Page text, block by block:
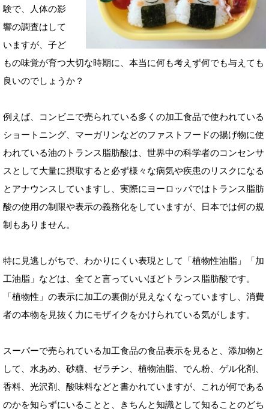
験で、人体の影
響の調査はして
いますが、子ど
もの味覚が育つ大切な時期に、本当に何も考えず何でも与えても
良いのでしょうか？
例えば、コンビニで売られている多くの加工食品で使われている
ショートニング、マーガリンなどのファストフードの揚げ物に使
われている油のトランス脂肪酸は、世界中の科学者のコンセンサ
スとして大量に摂取すると必ず様々な病気や疾患のリスクになる
とアナウンスしていますし、実際にヨーロッパではトランス脂肪
酸の使用の制限や表示の義務化をしていますが、日本では何の規
制もありません。
特に見逃しがちで、わかりにくい表現として「植物性油脂」「加
工油脂」などは、全てと言っていいほどトランス脂肪酸です。
「植物性」の表示に加工の裏側が見えなくなっていますし、消費
者の本物を見抜く力にモザイクをかけられている気がします。
スーパーで売られている加工食品の食品表示を見ると、添加物と
して、水あめ、砂糖、ゼラチン、植物油脂、でん粉、ゲル化剤、
香料、光沢剤、酸味料などと書かれていますが、これが何である
のかを知らずにいることと、きちんと知識として知ることのどち